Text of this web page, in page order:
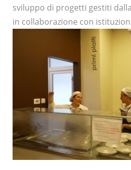
sviluppo di progetti gestiti
in collaborazione con